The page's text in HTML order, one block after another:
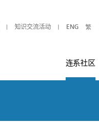
知识交流活动 ENG 繁
连系社区